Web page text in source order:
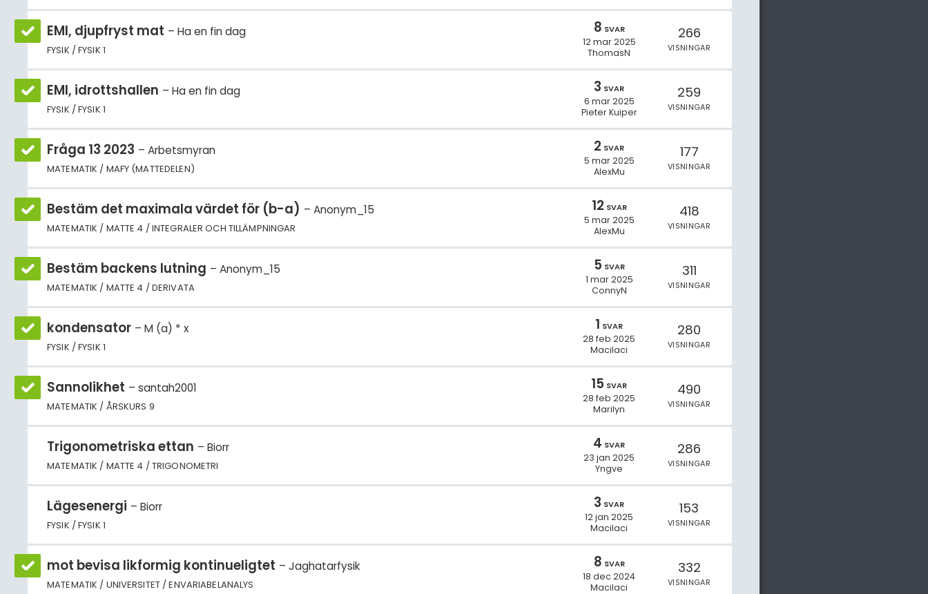
EMI, djupfryst mat Ha en fin dag
FYSIK / FYSIK 1
8 SVAR
12 mar 2025
ThomasN
266
VISNINGAR
EMI, idrottshallen Ha en fin dag
FYSIK / FYSIK 1
3 SVAR
6 mar 2025
Pieter Kuiper
259
VISNINGAR
Fråga 13 2023 Arbetsmyran
MATEMATIK / MAFY (MATTEDELEN)
2 SVAR
5 mar 2025
AlexMu
177
VISNINGAR
Bestäm det maximala värdet för (b-a) Anonym_15
MATEMATIK / MATTE 4 / INTEGRALER OCH TILLÄMPNINGAR
12 SVAR
5 mar 2025
AlexMu
418
VISNINGAR
Bestäm backens lutning Anonym_15
MATEMATIK / MATTE 4 / DERIVATA
5 SVAR
1 mar 2025
ConnyN
311
VISNINGAR
kondensator M (a) * x
FYSIK / FYSIK 1
1 SVAR
28 feb 2025
Macilaci
280
VISNINGAR
Sannolikhet santah2001
MATEMATIK / ÅRSKURS 9
15 SVAR
28 feb 2025
Marilyn
490
VISNINGAR
Trigonometriska ettan Biorr
MATEMATIK / MATTE 4 / TRIGONOMETRI
4 SVAR
23 jan 2025
Yngve
286
VISNINGAR
Lägesenergi Biorr
FYSIK / FYSIK 1
3 SVAR
12 jan 2025
Macilaci
153
VISNINGAR
mot bevisa likformig kontinueligtet Jaghatarfysik
MATEMATIK / UNIVERSITET / ENVARIABELANALYS
8 SVAR
18 dec 2024
Macilaci
332
VISNINGAR